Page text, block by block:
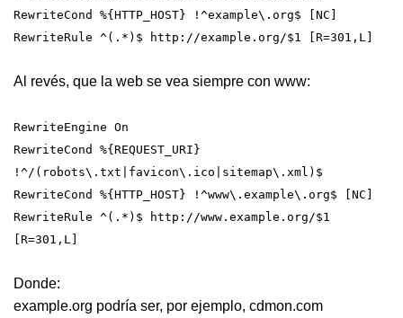
RewriteCond %{HTTP_HOST} !^example\.org$ [NC]
RewriteRule ^(.*)$ http://example.org/$1 [R=301,L]
Al revés, que la web se vea siempre con www:
RewriteEngine On
RewriteCond %{REQUEST_URI}
!^/(robots\.txt|favicon\.ico|sitemap\.xml)$
RewriteCond %{HTTP_HOST} !^www\.example\.org$ [NC]
RewriteRule ^(.*)$ http://www.example.org/$1
[R=301,L]
Donde:
example.org podría ser, por ejemplo, cdmon.com